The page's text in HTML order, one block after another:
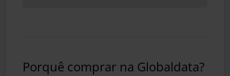
Porquê comprar na Globaldata?